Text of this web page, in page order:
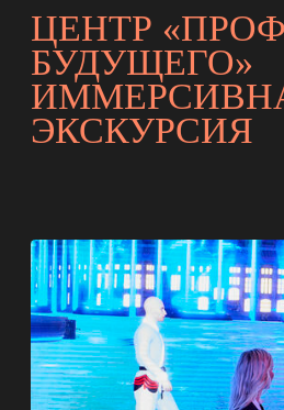
ДОМ КУЛЬТУР